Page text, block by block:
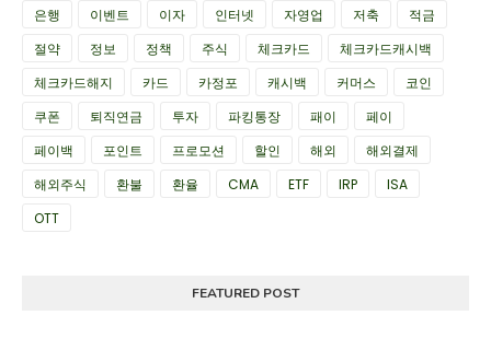
은행
이벤트 이자 인터넷 자영업 저축
적금
절약
정보 정책 주식 체크카드
체크카드캐시백
체크카드해지
카드 카정포 캐시백 커머스
코인
쿠폰
퇴직연금 투자 파킹통장 패이
페이
페이백
포인트 프로모션 할인 해외
해외결제
해외주식
환불 환율 CMA ETF IRP
ISA
OTT
FEATURED POST